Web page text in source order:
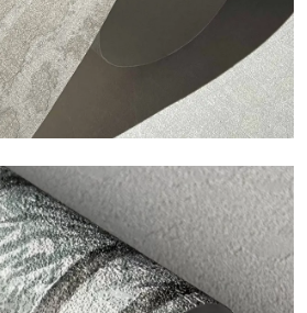
e irregular, con una textura suave
a la superficie.